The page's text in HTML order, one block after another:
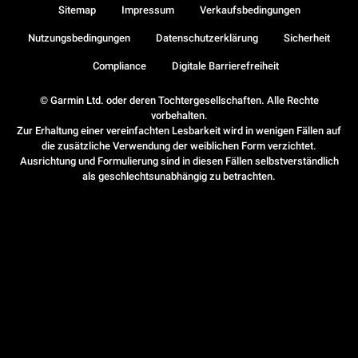
© Garmin Ltd. oder deren Tochtergesellschaften. Alle Rechte
vorbehalten.
Zur Erhaltung einer vereinfachten Lesbarkeit wird in wenigen Fällen auf
die zusätzliche Verwendung der weiblichen Form verzichtet.
Ausrichtung und Formulierung sind in diesen Fällen selbstverständlich
als geschlechtsunabhängig zu betrachten.
Sitemap Impressum Verkaufsbedingungen
Nutzungsbedingungen Datenschutzerklärung Sicherheit
Compliance Digitale Barrierefreiheit